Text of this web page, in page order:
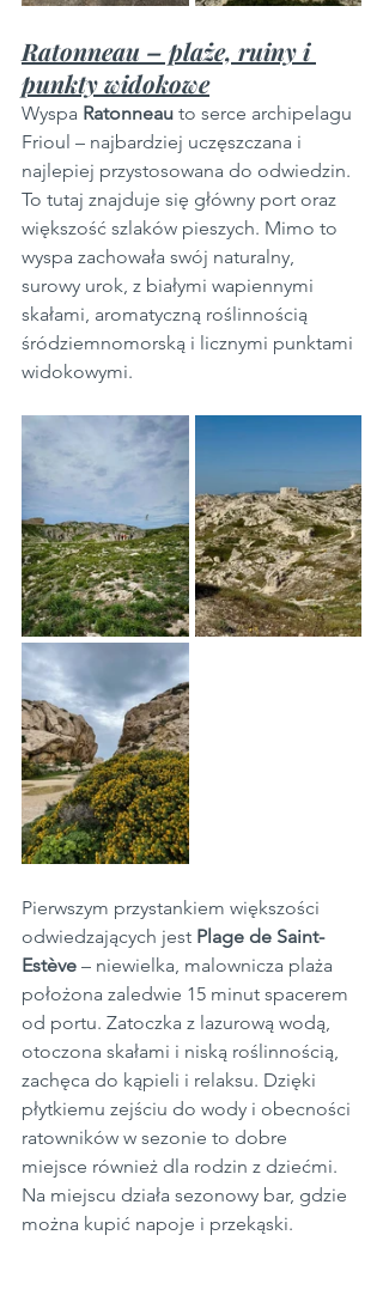
Ratonneau – plaże, ruiny i
punkty widokowe
Wyspa Ratonneau to serce archipelagu
Frioul – najbardziej uczęszczana i
najlepiej przystosowana do odwiedzin.
To tutaj znajduje się główny port oraz
większość szlaków pieszych. Mimo to
wyspa zachowała swój naturalny,
surowy urok, z białymi wapiennymi
skałami, aromatyczną roślinnością
śródziemnomorską i licznymi punktami
widokowymi.
Pierwszym przystankiem większości
odwiedzających jest Plage de Saint-
Estève – niewielka, malownicza plaża
położona zaledwie 15 minut spacerem
od portu. Zatoczka z lazurową wodą,
otoczona skałami i niską roślinnością,
zachęca do kąpieli i relaksu. Dzięki
płytkiemu zejściu do wody i obecności
ratowników w sezonie to dobre
miejsce również dla rodzin z dziećmi.
Na miejscu działa sezonowy bar, gdzie
można kupić napoje i przekąski.